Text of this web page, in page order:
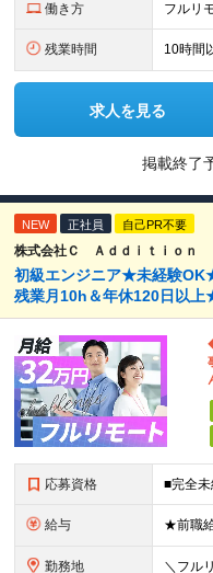
働き方 フルリ
残業時間 10時間
求人を見る
掲載終了
NEW 正社員 自己PR不要
株式会社Ｃ Ａｄｄｉｔｉｏｎ
初級エンジニア★未経験
残業月10h＆年休120日以
応募資格
給与
勤務地